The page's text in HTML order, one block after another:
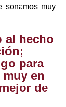
sonamos muy
al hecho
para
en
de